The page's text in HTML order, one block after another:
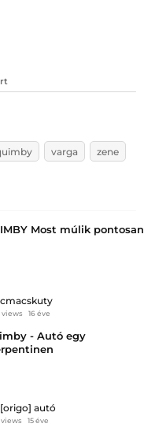
varga zene
Most múlik pontosan
cmacskuty
views 16 éve
- Autó egy
[origo] autó
views 15 éve